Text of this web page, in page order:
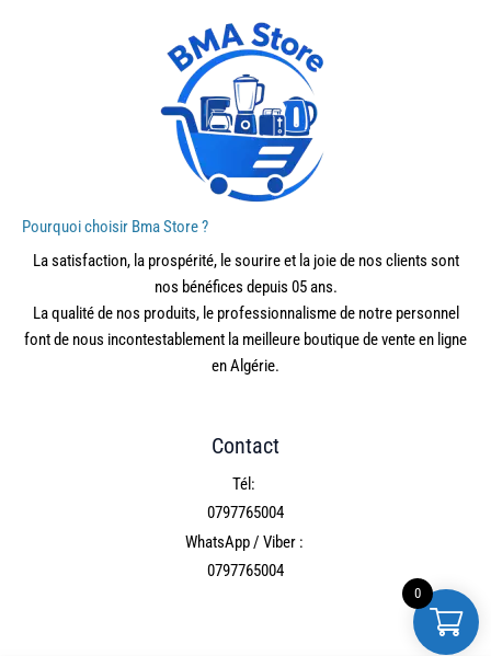
0
Pourquoi choisir Bma Store ?
La satisfaction, la prospérité, le sourire et la joie de nos clients sont
nos bénéfices depuis 05 ans.
La qualité de nos produits, le professionnalisme de notre personnel
font de nous incontestablement la meilleure boutique de vente en ligne
en Algérie.
Contact
Tél:
0797765004
WhatsApp / Viber :
0797765004